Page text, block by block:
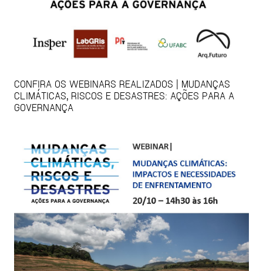
CONFIRA OS WEBINARS REALIZADOS | MUDANÇAS
CLIMÁTICAS, RISCOS E DESASTRES: AÇÕES PARA A
GOVERNANÇA